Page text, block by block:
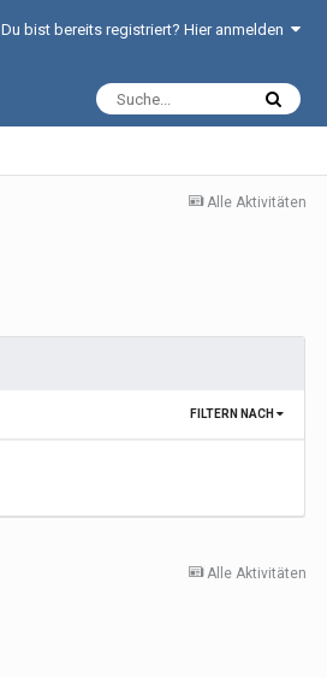
Du bist bereits registriert? Hier anmelden
Alle Aktivitäten
FILTERN NACH
Alle Aktivitäten